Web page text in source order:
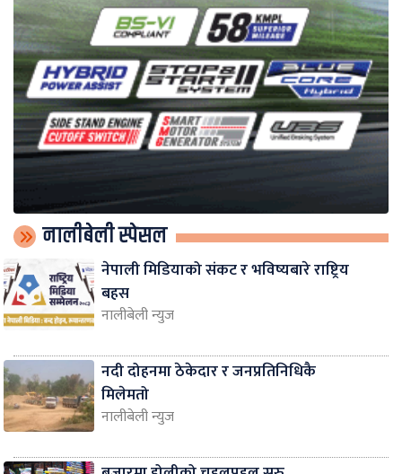
नालीबेली स्पेसल
नेपाली मिडियाको संकट र भविष्यबारे राष्ट्रिय
बहस
नालीबेली न्युज
नदी दोहनमा ठेकेदार र जनप्रतिनिधिकै
मिलेमतो
नालीबेली न्युज